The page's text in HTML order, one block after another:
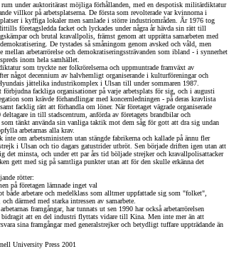
rum under auktoritärast möjliga förhållanden, med en despotisk militärdiktatur
villkor på arbetsplatserna. De första som revolterade var kvinnorna i
i kyffiga lokaler men samlade i större industriområden. År 1976 tog
företagsledda facket och lyckades under några år hävda sin rätt till
och brutal kravallpolis, främst genom att upprätta samarbeten med
De tystades så småningom genom avsked och våld, men
mellan arbetarrörelse och demokratiseringssträvanden som ibland - i synnerhet
inom hela samhället.
som tryckte ner folkrörelserna och uppmuntrade framväxt av
något decennium av halvhemligt organiserande i kulturföreningar och
jättelika industrikomplex i Ulsan till under sommaren 1987.
fackliga organisationer på varje arbetsplats för sig, och i augusti
som krävde förhandlingar med koncernledningen - på deras kravlista
facklig rätt att förhandla om löner. När företaget vägrade organiserade
in till stadscentrum, anförda av företagets brandbilar och
tänkt använda sin vanliga taktik mot dem såg för gott att dra sig undan
arbetarnas alla krav.
om arbetsministern utan stängde fabrikerna och kallade på ännu fler
i Ulsan och tio dagars gatustrider utbröt. Sen började driften igen utan att
det minsta, och under ett par års tid böljade strejker och kravallpolisattacker
gett med sig på samtliga punkter utan att för den skulle erkänna det
rötter:
på företagen lämnade inget val
både arbetare och medelklass som alltmer uppfattade sig som "folket",
därmed med starka intressen av samarbete.
framgångar, har tunnats ut sen 1990 har också arbetarrörelsen
bidragit att en del industri flyttats vidare till Kina. Men inte mer än att
sina framgångar med generalstrejker och betydligt tuffare uppträdande än
University Press 2001